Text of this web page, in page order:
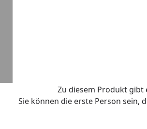
Zu diesem Produkt gibt
Sie können die erste Person sein,